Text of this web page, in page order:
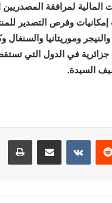
لمرافقة المصدريين
وفرص التصدير
وموريتانيا والسنغال
جزائرية في الدول التي
السيدة.
مشاركة عبر البريد